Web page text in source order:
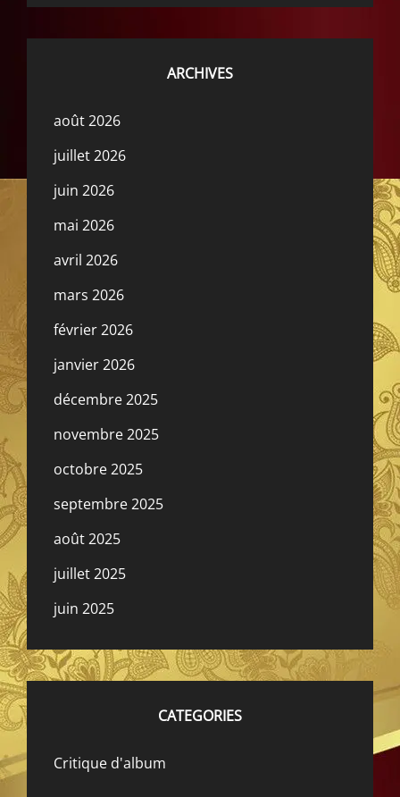
ARCHIVES
août 2026
juillet 2026
juin 2026
mai 2026
avril 2026
mars 2026
février 2026
janvier 2026
décembre 2025
novembre 2025
octobre 2025
septembre 2025
août 2025
juillet 2025
juin 2025
CATEGORIES
Critique d'album